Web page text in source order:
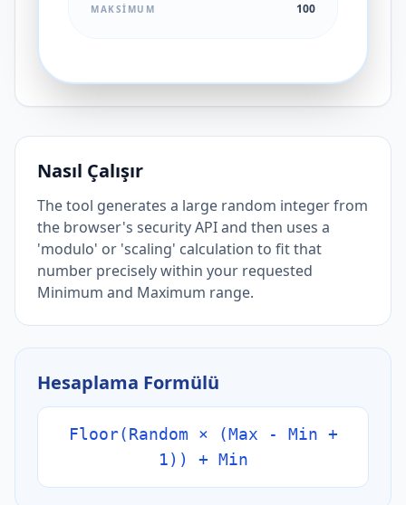
MAKSIMUM 100
Nasıl Çalışır
The tool generates a large random integer from
the browser's security API and then uses a
'modulo' or 'scaling' calculation to fit that
number precisely within your requested
Minimum and Maximum range.
Hesaplama Formülü
Floor(Random × (Max - Min +
1)) + Min